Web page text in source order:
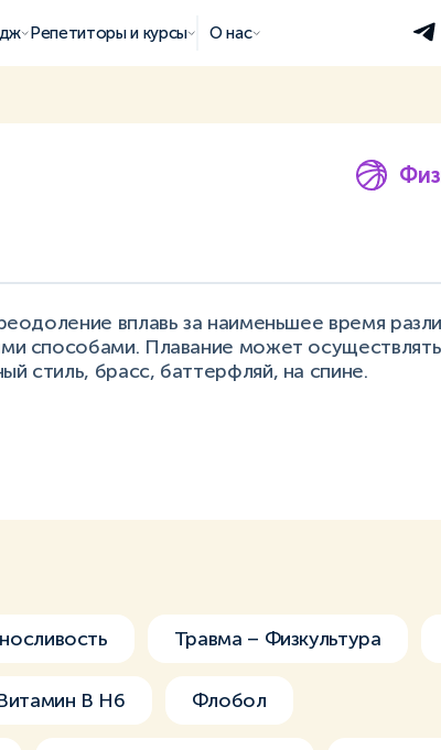
Репетиторы и курсы О нас
вплавь за наименьшее время
способами. Плавание может
стиль, брасс, баттерфляй, на спине.
Травма – Физкультура
В H6 Флобол